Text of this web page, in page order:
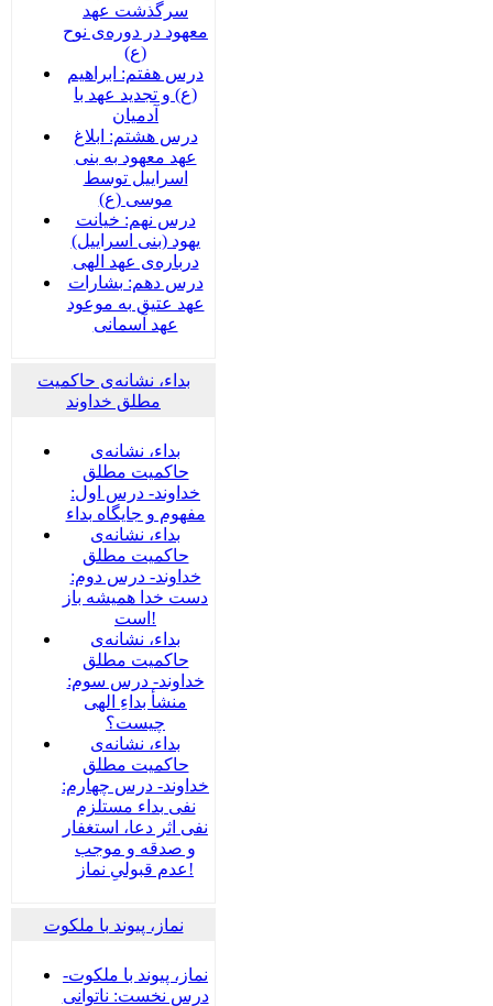
سرگذشت عهد
معهود در دوره‌‌ی نوح
(ع)
درس هفتم: ابراهیم
(ع) و تجدید عهد با
آدمیان
درس هشتم: ابلاغ
عهد معهود به بنی
اسراییل توسط
موسی (ع)
درس نهم: خیانت
یهود (بنی اسراییل)
درباره‌ی عهد الهی
درس دهم: بشارات
عهد عتیق به موعود
عهد آسمانی
بداء، نشانه‌ی حاکمیت
مطلق خداوند
بداء، نشانه‌ی
حاکمیت مطلق
خداوند- درس اول:
مفهوم و جایگاه بداء
بداء، نشانه‌ی
حاکمیت مطلق
خداوند- درس دوم:
دست خدا همیشه باز
است!
بداء، نشانه‌ی
حاکمیت مطلق
خداوند- درس سوم:
منشأ بداءِ الهی
چیست؟
بداء، نشانه‌ی
حاکمیت مطلق
خداوند- درس چهارم:
نفی بداء مستلزم
نفی اثر دعا، استغفار
و صدقه و موجب
عدم قبولیِ نماز!
نماز، پیوند با ملکوت
نماز، پیوند با ملکوت-
درس نخست: ناتوانی